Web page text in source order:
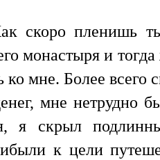
скоро пленишь
монастыря и
ко мне. Более всего
мне нетрудно
я скрыл
к цели